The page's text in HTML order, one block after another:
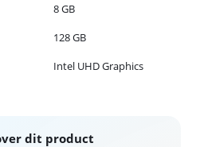
8 GB
128 GB
Intel UHD Graphics
dit product